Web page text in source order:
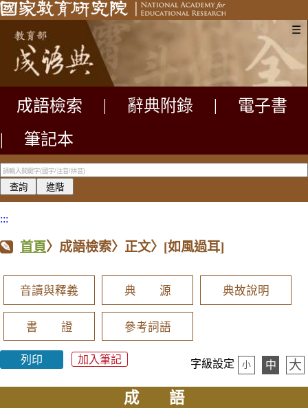
☰
成語檢索 辭典附錄
電子書
|
筆記本
:::
首頁〉成語檢索〉正文〉 [如風過耳]
音讀與釋義 典 源 典故說明
書 證 參考詞語
列印 加入筆記 字級設定 小 中 大
成 語